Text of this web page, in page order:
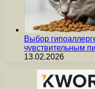
Выбор
чувствительным
13.02.2026